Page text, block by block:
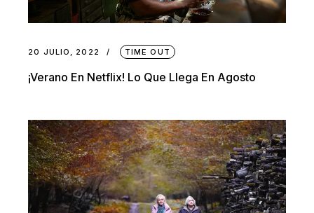
20 JULIO, 2022 TIME OUT
¡Verano En Netflix! Lo Que Llega En Agosto